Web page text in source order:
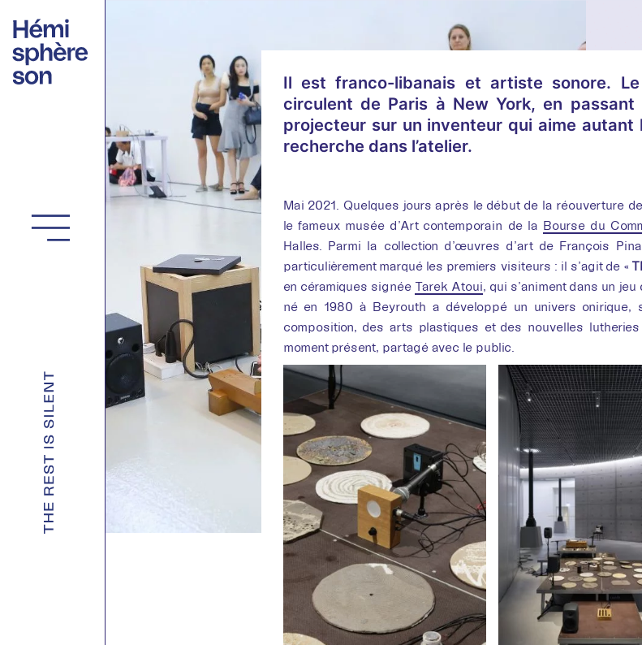
au
contenu
Il est franco-libanais et artiste sonore.
circulent de Paris à New York, en
projecteur sur un inventeur qui aime autant
recherche dans l’atelier.
Mai 2021. Quelques jours après le début de la réouverture
le fameux musée d’Art contemporain de la Bourse du
Halles. Parmi la collection d’œuvres d’art de François
particulièrement marqué les premiers visiteurs : il s’agit de «
en céramiques signéeTarek Atoui, qui s’animent dans un
né en 1980 à Beyrouth a développé un univers
composition, des arts plastiques et des nouvelles
moment présent, partagé avec le public.